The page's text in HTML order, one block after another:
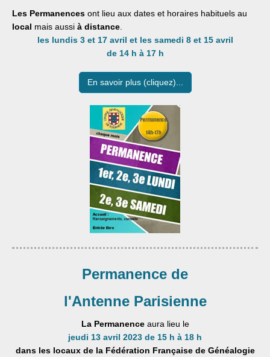
Les Permanences ont lieu aux dates et horaires habituels au
local mais aussi à distance.
les lundis 3 et 17 avril et les samedi 8 et 15 avril
de 14 h à 17 h
En savoir plus (cliquez)...
Permanence de
l'Antenne Parisienne
La Permanence aura lieu le
jeudi 13 avril 2023 de 15 h à 18 h
dans les locaux de la Fédération Française de Généalogie